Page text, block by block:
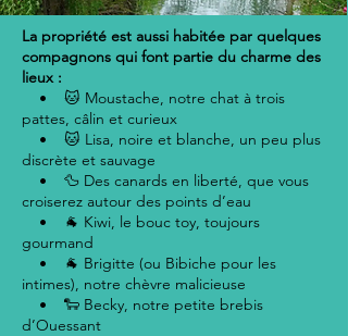
La propriété est aussi habitée par quelques
compagnons qui font partie du charme des
lieux :
• 🐱 Moustache, notre chat à trois
pattes, câlin et curieux
• 🐱 Lisa, noire et blanche, un peu plus
discrète et sauvage
• 🦆 Des canards en liberté, que vous
croiserez autour des points d’eau
• 🐐 Kiwi, le bouc toy, toujours
gourmand
• 🐐 Brigitte (ou Bibiche pour les
intimes), notre chèvre malicieuse
• 🐑 Becky, notre petite brebis
d’Ouessant